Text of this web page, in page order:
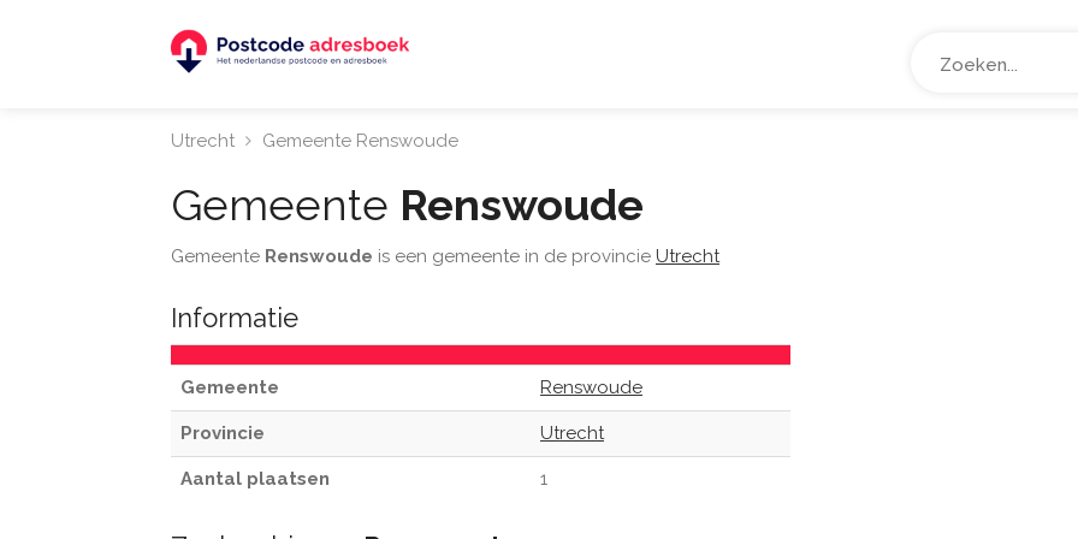
Utrecht Gemeente Renswoude
Gemeente Renswoude
Gemeente Renswoude is een gemeente in de provincie Utrecht
Informatie
Gemeente Renswoude
Provincie Utrecht
Aantal plaatsen 1